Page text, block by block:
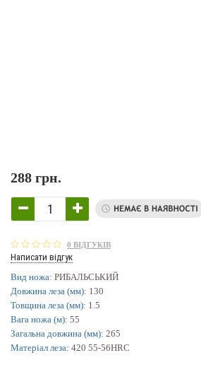
288 грн.
0 ВІДГУКІВ
Написати відгук
Вид ножа: РИБАЛЬСЬКИЙ
Довжина леза (мм): 130
Товщина леза (мм): 1.5
Вага ножа (м): 55
Загальна довжина (мм): 265
Матеріал леза: 420 55-56HRC